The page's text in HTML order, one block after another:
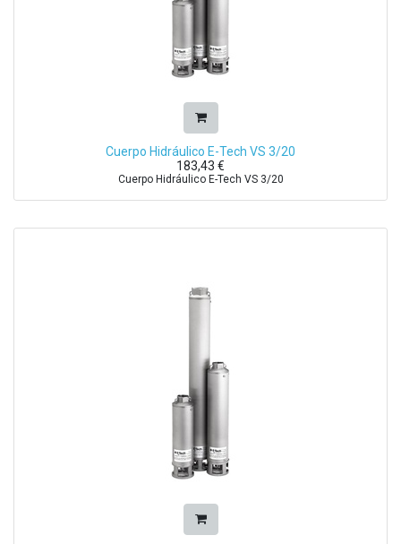
Cuerpo Hidráulico E-Tech VS 3/20
183,43 €
Cuerpo Hidráulico E-Tech VS 3/20